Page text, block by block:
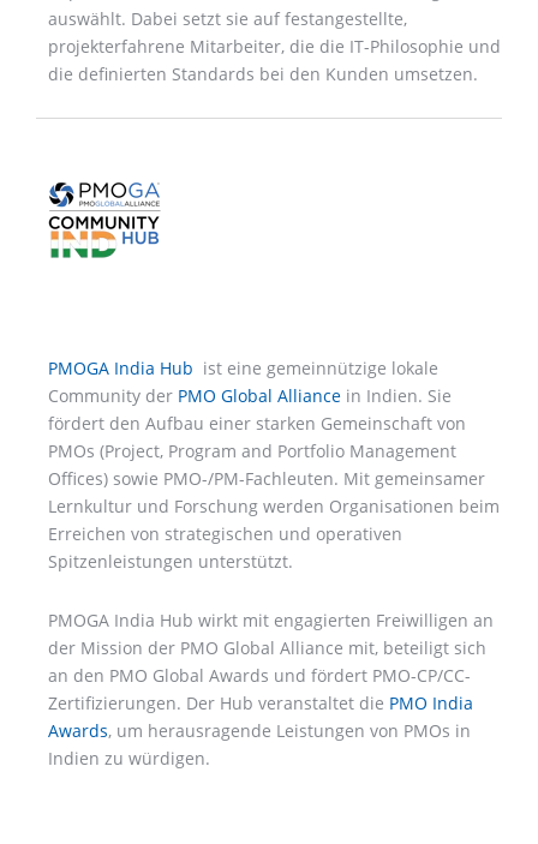
auswählt. Dabei setzt sie auf festangestellte,
projekterfahrene Mitarbeiter, die die IT-Philosophie und
die definierten Standards bei den Kunden umsetzen.
PMOGA India Hub ist eine gemeinnützige lokale
Community der PMO Global Alliance in Indien. Sie
fördert den Aufbau einer starken Gemeinschaft von
PMOs (Project, Program and Portfolio Management
Offices) sowie PMO-/PM-Fachleuten. Mit gemeinsamer
Lernkultur und Forschung werden Organisationen beim
Erreichen von strategischen und operativen
Spitzenleistungen unterstützt.
PMOGA India Hub wirkt mit engagierten Freiwilligen an
der Mission der PMO Global Alliance mit, beteiligt sich
an den PMO Global Awards und fördert PMO-CP/CC-
Zertifizierungen. Der Hub veranstaltet die PMO India
Awards, um herausragende Leistungen von PMOs in
Indien zu würdigen.